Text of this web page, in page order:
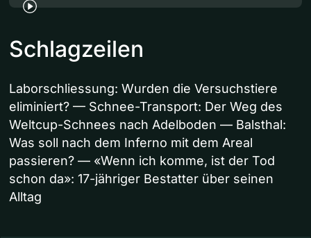
Schlagzeilen
Laborschliessung: Wurden die Versuchstiere
eliminiert? — Schnee-Transport: Der Weg des
Weltcup-Schnees nach Adelboden — Balsthal:
Was soll nach dem Inferno mit dem Areal
passieren? — «Wenn ich komme, ist der Tod
schon da»: 17-jähriger Bestatter über seinen
Alltag